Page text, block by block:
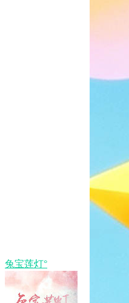
兔宝莲灯°